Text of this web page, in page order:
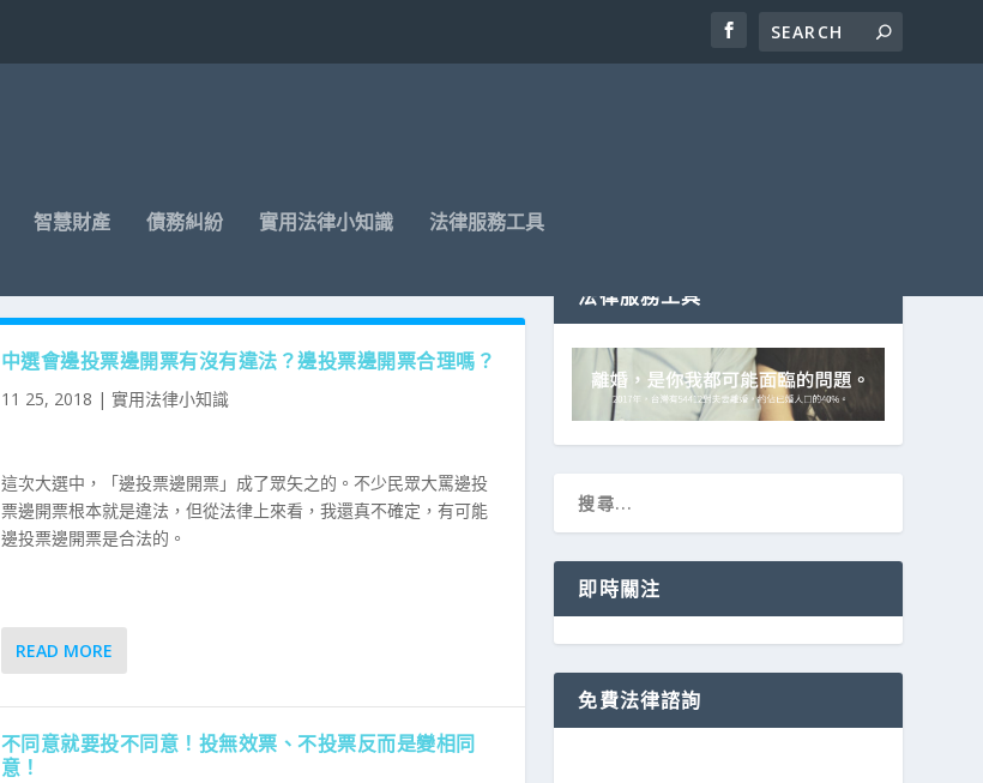
智慧財產 債務糾紛 實用法律小知識 法律服務工具
中選會邊投票邊開票有沒有違法？邊投票邊開票合理嗎？
11 25, 2018 | 實用法律小知識
這次大選中，「邊投票邊開票」成了眾矢之的。不少民眾大罵邊投
票邊開票根本就是違法，但從法律上來看，我還真不確定，有可能
邊投票邊開票是合法的。
READ MORE
不同意就要投不同意！投無效票、不投票反而是變相同
意！
法律服務工具
即時關注
免費法律諮詢